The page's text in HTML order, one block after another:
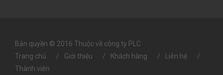
Bản quyền © 2016 Thuộc về công ty PLC
Trang chủ
Giới thiệu Khách hàng
Liên hệ
Thành viên